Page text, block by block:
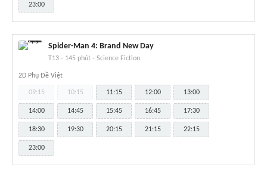
23:00
Spider-Man 4: Brand New Day
T13 - 145 phút - Science Fiction
2D Phụ Đề Việt
09:15 10:15 11:15 12:00 13:00
14:00 14:45 15:45 16:45 17:30
18:30 19:30 20:15 21:15 22:15
23:00